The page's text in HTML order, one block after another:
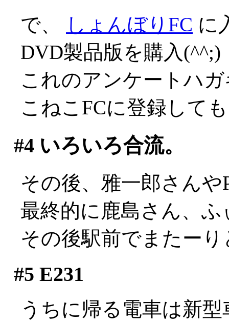
で、 しょんぼりFC に
DVD製品版を購入(^^;)
これのアンケートハ
こねこFCに登録して
#4いろいろ合流。
その後、雅一郎さん
最終的に鹿島さん、
その後駅前でまたー
#5 E231
うちに帰る電車は新